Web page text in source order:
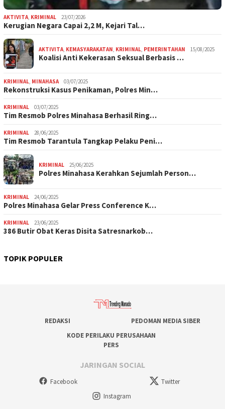
AKTIVITA, KRIMINAL 23/07/2026
Kerugian Negara Capai 2,2 M, Kejari Tal…
AKTIVITA, KEMASYARAKATAN, KRIMINAL, PEMERINTAHAN 15/08/2025
Koalisi Anti Kekerasan Seksual Berbasis …
KRIMINAL, MINAHASA 03/07/2025
Rekonstruksi Kasus Penikaman, Polres Min…
KRIMINAL 03/07/2025
Tim Resmob Polres Minahasa Berhasil Ring…
KRIMINAL 28/06/2025
Tim Resmob Tarantula Tangkap Pelaku Peni…
KRIMINAL 25/06/2025
Polres Minahasa Kerahkan Sejumlah Person…
KRIMINAL 24/06/2025
Polres Minahasa Gelar Press Conference K…
KRIMINAL 23/06/2025
386 Butir Obat Keras Disita Satresnarkob…
TOPIK POPULER
REDAKSI
PEDOMAN MEDIA SIBER
KODE PERILAKU PERUSAHAAN
PERS
JARINGAN SOCIAL
Facebook
Twitter
Instagram